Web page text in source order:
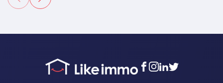
précédent
suivant
facebook
instagram
linkedin
twitter